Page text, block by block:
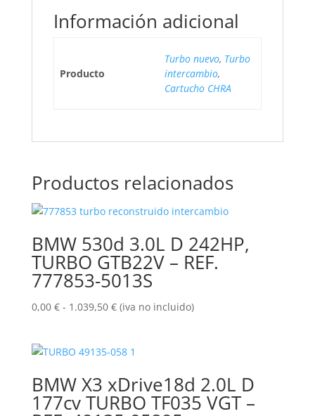
Información adicional
Producto
Turbo nuevo, Turbo
intercambio,
Cartucho CHRA
Productos relacionados
BMW 530d 3.0L D 242HP,
TURBO GTB22V – REF.
777853-5013S
0,00 € - 1.039,50 €Rango
desde
hasta
1.039,50 €
(iva no incluido)
BMW X3 xDrive18d 2.0L D
177cv TURBO TF035 VGT –